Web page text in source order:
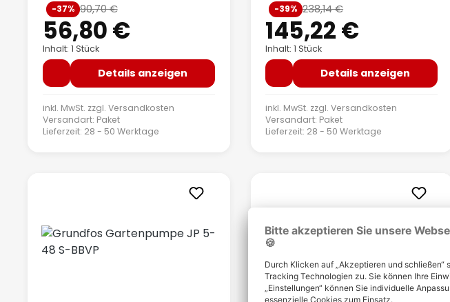
Verkaufspreis:
56,80 €
Regulärer Preis:
90,70 €
-37%
Inhalt: 1 Stück
Details anzeigen
inkl. MwSt. zzgl. Versandkosten
Versandart: Paket
Lieferzeit: 28 - 50 Werktage
Verkaufspreis:
145,22 €
Regulärer Preis:
238,14 €
-39%
Inhalt: 1 Stück
Details anzeigen
inkl. MwSt. zzgl.Versandkosten
Versandart: Paket
Lieferzeit: 28 - 50 Werktage